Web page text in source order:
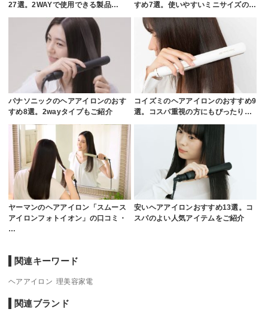
27選。2WAYで使用できる製品…
すめ7選。使いやすいミニサイズの…
パナソニックのヘアアイロンのおす
すめ8選。2wayタイプもご紹介
コイズミのヘアアイロンのおすすめ9
選。コスパ重視の方にもぴったり…
ヤーマンのヘアアイロン「スムース
アイロンフォトイオン」の口コミ・
…
安いヘアアイロンおすすめ13選。コ
スパのよい人気アイテムをご紹介
関連キーワード
ヘアアイロン 理美容家電
関連ブランド